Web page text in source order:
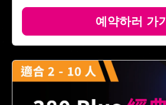
예약하러 가기